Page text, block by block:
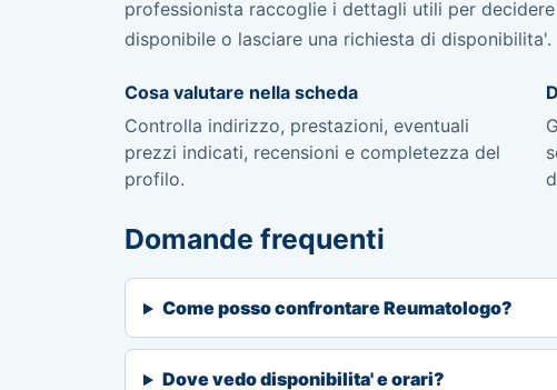
professionista raccoglie i dettagli utili per
disponibile o lasciare una richiesta di disponibilita'.
Cosa valutare nella scheda
Controlla indirizzo, prestazioni, eventuali
prezzi indicati, recensioni e completezza del
profilo.
Domande frequenti
Come posso confrontare Reumatologo?
Dove vedo disponibilita' e orari?